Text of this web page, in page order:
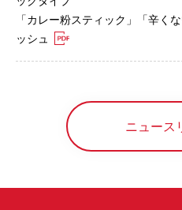
「カレー粉スティック」「辛く
ッシュ
ニュース